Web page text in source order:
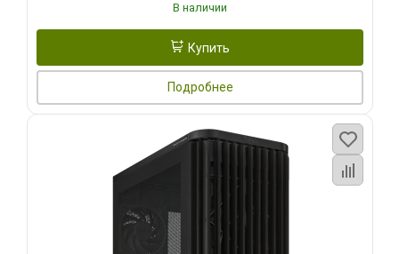
В наличии
Купить
Подробнее